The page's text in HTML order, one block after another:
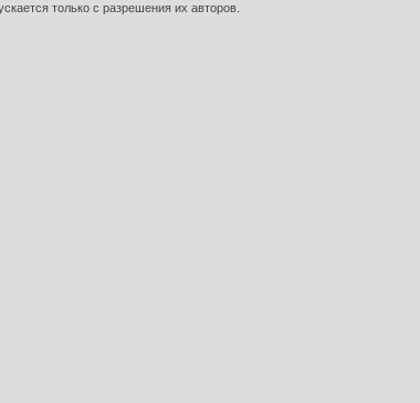
только с разрешения их авторов.